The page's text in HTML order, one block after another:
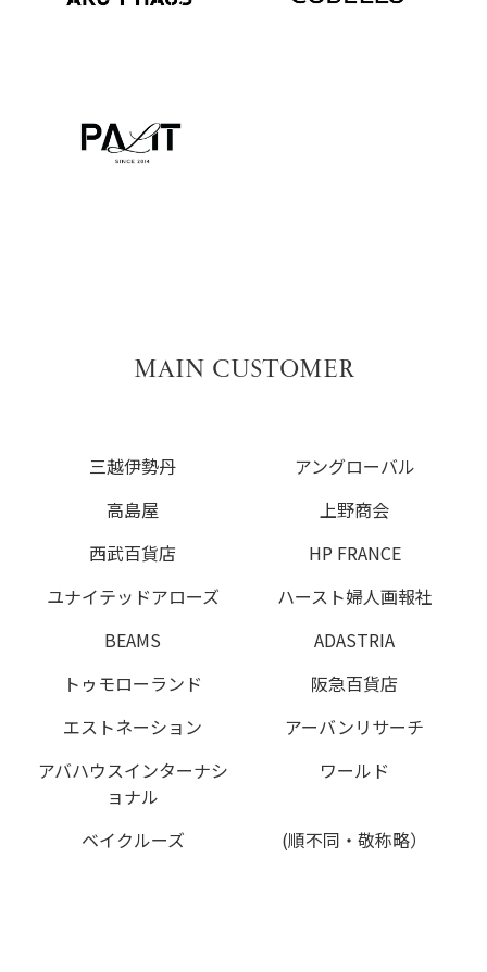
MAIN CUSTOMER
三越伊勢丹
アングローバル
高島屋
上野商会
西武百貨店
HP FRANCE
ユナイテッドアローズ
ハースト婦人画報社
BEAMS
ADASTRIA
トゥモローランド
阪急百貨店
エストネーション
アーバンリサーチ
アバハウスインターナシ
ョナル
ワールド
ベイクルーズ (順不同・敬称略）